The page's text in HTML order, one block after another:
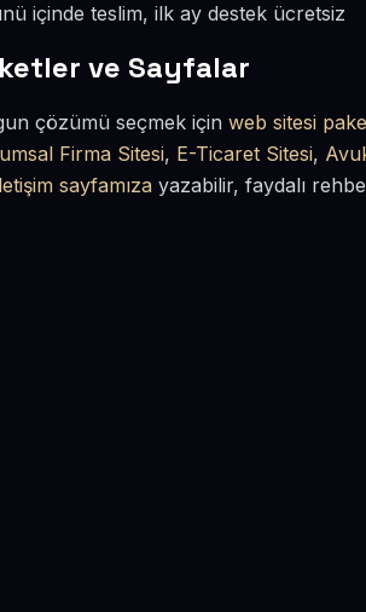
içinde teslim, ilk ay destek ücretsiz
ve Sayfalar
çözümü seçmek için web sitesi
Firma Sitesi, E-Ticaret Sitesi,
sayfamıza yazabilir, faydalı